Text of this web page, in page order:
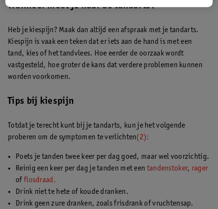
Wanneer moet je naar de tandarts?
Heb je kiespijn? Maak dan altijd een afspraak met je tandarts.
Kiespijn is vaak een teken dat er iets aan de hand is met een
tand, kies of het tandvlees. Hoe eerder de oorzaak wordt
vastgesteld, hoe groter de kans dat verdere problemen kunnen
worden voorkomen.
Tips bij kiespijn
Totdat je terecht kunt bij je tandarts, kun je het volgende
proberen om de symptomen te verlichten(2):
Poets je tanden twee keer per dag goed, maar wel voorzichtig.
Reinig een keer per dag je tanden met een tandenstoker, rager
of flosdraad.
Drink niet te hete of koude dranken.
Drink geen zure dranken, zoals frisdrank of vruchtensap.